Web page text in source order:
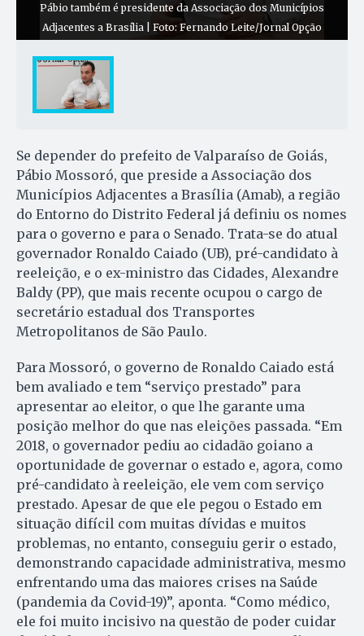
Pábio também é presidente da Associação dos Municípios
Adjacentes a Brasília | Foto: Fernando Leite/Jornal Opção
Se depender do prefeito de Valparaíso de Goiás,
Pábio Mossoró, que preside a Associação dos
Municípios Adjacentes a Brasília (Amab), a região
do Entorno do Distrito Federal já definiu os nomes
para o governo e para o Senado. Trata-se do atual
governador Ronaldo Caiado (UB), pré-candidato à
reeleição, e o ex-ministro das Cidades, Alexandre
Baldy (PP), que mais recente ocupou o cargo de
secretário estadual dos Transportes
Metropolitanos de São Paulo.
Para Mossoró, o governo de Ronaldo Caiado está
bem avaliado e tem “serviço prestado” para
apresentar ao eleitor, o que lhe garante uma
posição melhor do que nas eleições passada. “Em
2018, o governador pediu ao cidadão goiano a
oportunidade de governar o estado e, agora, como
pré-candidato à reeleição, ele vem com serviço
prestado. Apesar de que ele pegou o Estado em
situação difícil com muitas dívidas e muitos
problemas, no entanto, conseguiu gerir o estado,
demonstrando capacidade administrativa, mesmo
enfrentando uma das maiores crises na Saúde
(pandemia da Covid-19)”, aponta. “Como médico,
ele foi muito incisivo na questão de poder cuidar